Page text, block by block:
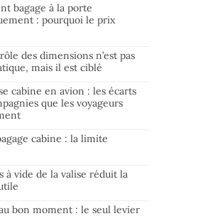
bagage à la porte
: pourquoi le prix
des dimensions n’est pas
mais il est ciblé
cabine en avion : les écarts
que les voyageurs
cabine : la limite
à vide de la valise réduit la
bon moment : le seul levier